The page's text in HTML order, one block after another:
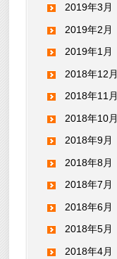
2019年3月
2019年2月
2019年1月
2018年12月
2018年11月
2018年10月
2018年9月
2018年8月
2018年7月
2018年6月
2018年5月
2018年4月